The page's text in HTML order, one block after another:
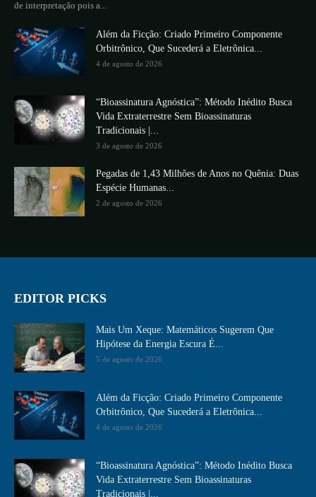
de interpretação pois a...
Além da Ficção: Criado Primeiro Componente
Orbitrônico, Que Sucederá a Eletrônica...
4 de agosto de 2026
“Bioassinatura Agnóstica”: Método Inédito Busca
Vida Extraterrestre Sem Bioassinaturas
Tradicionais |...
3 de agosto de 2026
Pegadas de 1,43 Milhões de Anos no Quênia: Duas
Espécie Humanas...
2 de agosto de 2026
EDITOR PICKS
Mais Um Xeque: Matemáticos Sugerem Que
Hipótese da Energia Escura É...
5 de agosto de 2026
Além da Ficção: Criado Primeiro Componente
Orbitrônico, Que Sucederá a Eletrônica...
4 de agosto de 2026
“Bioassinatura Agnóstica”: Método Inédito Busca
Vida Extraterrestre Sem Bioassinaturas
Tradicionais |...